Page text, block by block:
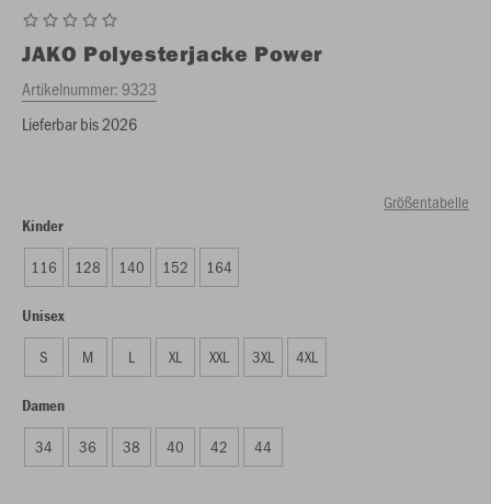
JAKO Polyesterjacke Power
Artikelnummer:9323
Lieferbar bis 2026
Größentabelle
Kinder
116 128 140 152 164
Unisex
S M L XL XXL 3XL 4XL
Damen
34 36 38 40 42 44